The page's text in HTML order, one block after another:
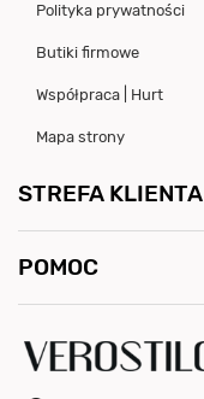
Polityka prywatności
Butiki firmowe
Współpraca | Hurt
Mapa strony
STREFA KLIENTA
POMOC